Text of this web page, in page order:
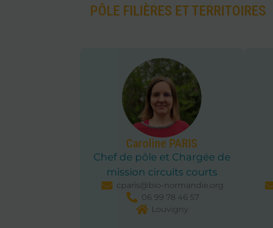
PÔLE FILIÈRES ET TERRITOIRES
Caroline PARIS
Chef de pôle et Chargée de
mission circuits courts
cparis@bio-normandie.org
06 99 78 46 57
Louvigny